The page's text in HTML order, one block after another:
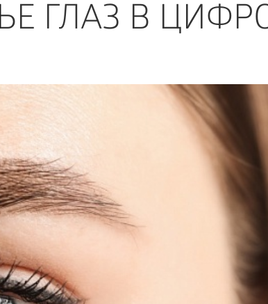
ГЛАЗ В